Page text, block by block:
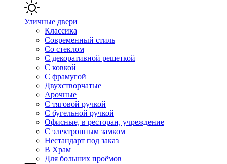
Уличные двери
Классика
Современный стиль
Со стеклом
С декоративной решеткой
С ковкой
С фрамугой
Двухстворчатые
Арочные
С тяговой ручкой
С бугельной ручкой
Офисные, в ресторан, учреждение
С электронным замком
Нестандарт под заказ
В Храм
Для больших проёмов